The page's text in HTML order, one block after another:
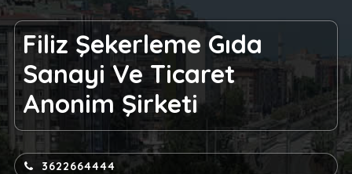
Filiz Şekerleme Gıda
Sanayi Ve Ticaret
Anonim Şirketi
3622664444